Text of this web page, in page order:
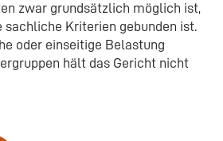
zwar grundsätzlich möglich ist,
sachliche Kriterien gebunden ist.
oder einseitige Belastung
hält das Gericht nicht